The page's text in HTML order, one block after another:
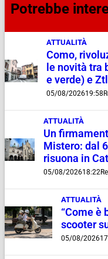
Potrebbe
ATTUALITÀ
Como,
le novità tra
e verde) e Ztl
05/08/202619:58
ATTUALITÀ
Un
Mistero: dal
risuona in
05/08/202618:22
ATTUALITÀ
“Come è
scooter
05/08/2026